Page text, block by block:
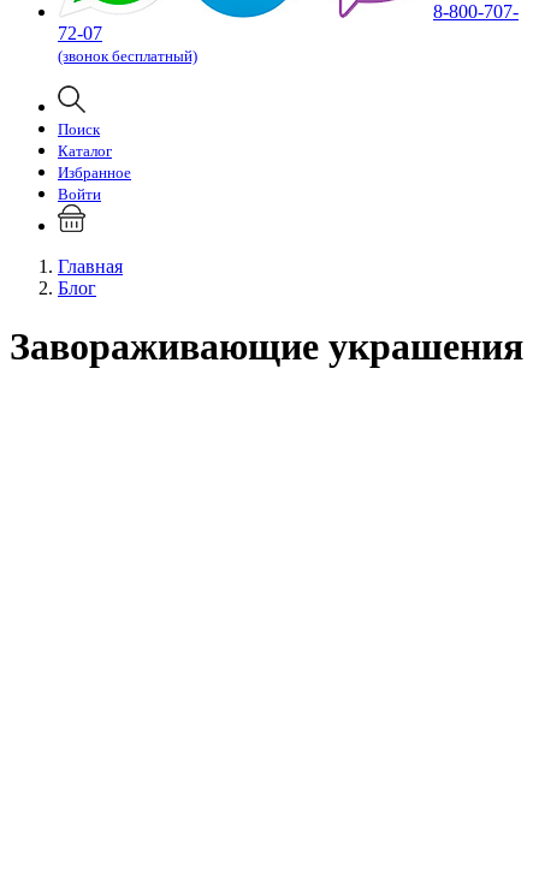
8-800-707-
72-07
(звонок бесплатный)
Поиск
Каталог
Избранное
Войти
Главная
Блог
Завораживающие украшения